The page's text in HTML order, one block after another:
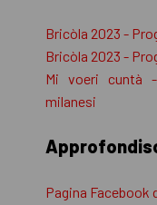
Bricòla 2023 -
Bricòla 2023 -
Mi voeri cuntà
milanesi
Pagina Facebook